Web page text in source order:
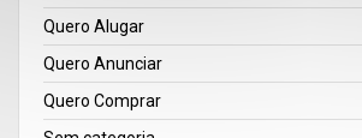
Quero Alugar
Quero Anunciar
Quero Comprar